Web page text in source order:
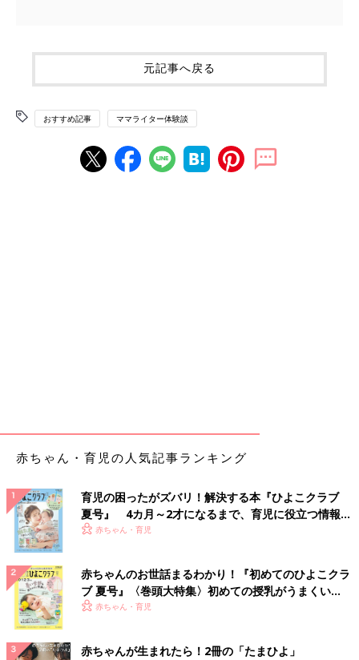
元記事へ戻る
おすすめ記事 ママライター体験談
赤ちゃん・育児の人気記事ランキング
育児の困ったがズバリ！解決する本『ひよこクラブ
夏号』 4カ月～2才になるまで、育児に役立つ情報が
いっぱい！
赤ちゃん・育児
赤ちゃんのお世話まるわかり！『初めてのひよこクラ
ブ 夏号』〈巻頭大特集〉初めての授乳がうまくい
く！ おっぱい・ミルクの基本と夏のトラブル 解決テ
赤ちゃん・育児
赤ちゃんが生まれたら！2冊の「たまひよ」